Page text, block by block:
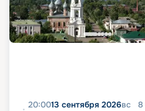
20:0013 сентября 2026вс 8